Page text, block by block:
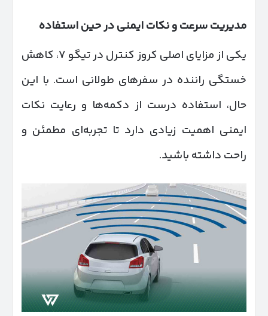
مدیریت سرعت و نکات ایمنی در حین استفاده
یکی از مزایای اصلی کروز کنترل در تیگو ۷، کاهش
خستگی راننده در سفرهای طولانی است. با این
حال، استفاده درست از دکمه‌ها و رعایت نکات
ایمنی اهمیت زیادی دارد تا تجربه‌ای مطمئن و
راحت داشته باشید.